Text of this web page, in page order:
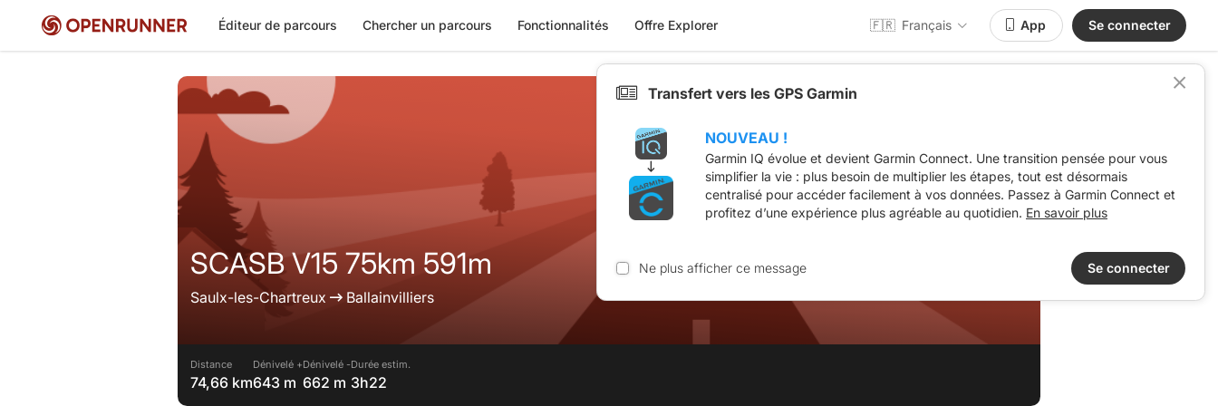
Éditeur de parcours Chercher un parcours Fonctionnalités Offre Explorer 🇫🇷 Français App Se connecter
SCASB V15 75km 591m
Saulx-les-Chartreux Ballainvilliers
Distance
74,66 km
Dénivelé +
643 m
Dénivelé -
662 m
Durée estim.
3h22
Transfert vers les GPS Garmin
NOUVEAU !
Garmin IQ évolue et devient Garmin Connect. Une transition pensée pour vous
simplifier la vie : plus besoin de multiplier les étapes, tout est désormais
centralisé pour accéder facilement à vos données. Passez à Garmin Connect et
profitez d’une expérience plus agréable au quotidien. En savoir plus
Ne plus afficher ce message Se connecter